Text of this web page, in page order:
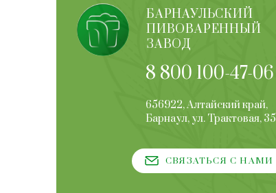
БАРНАУЛЬСКИЙ
ПИВОВАРЕННЫЙ
ЗАВОД
8 800 100-47-06
656922, Алтайский край,
Барнаул, ул. Трактовая, 35
СВЯЗАТЬСЯ С НАМИ